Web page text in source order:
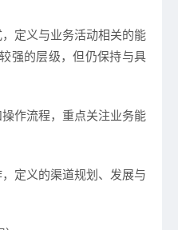
定义与业务活动相关的能
强的层级，但仍保持与具
作流程，重点关注业务能
定义的渠道规划、发展与